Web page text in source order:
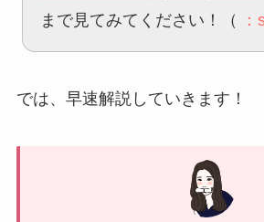
まで見てみてください！（
では、早速解説していきます！